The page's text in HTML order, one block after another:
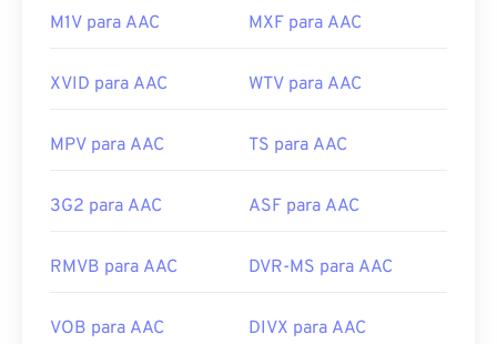
M1V para AAC MXF para AAC
XVID para AAC WTV para AAC
MPV para AAC TS para AAC
3G2 para AAC ASF para AAC
RMVB para AAC DVR-MS para AAC
VOB para AAC DIVX para AAC